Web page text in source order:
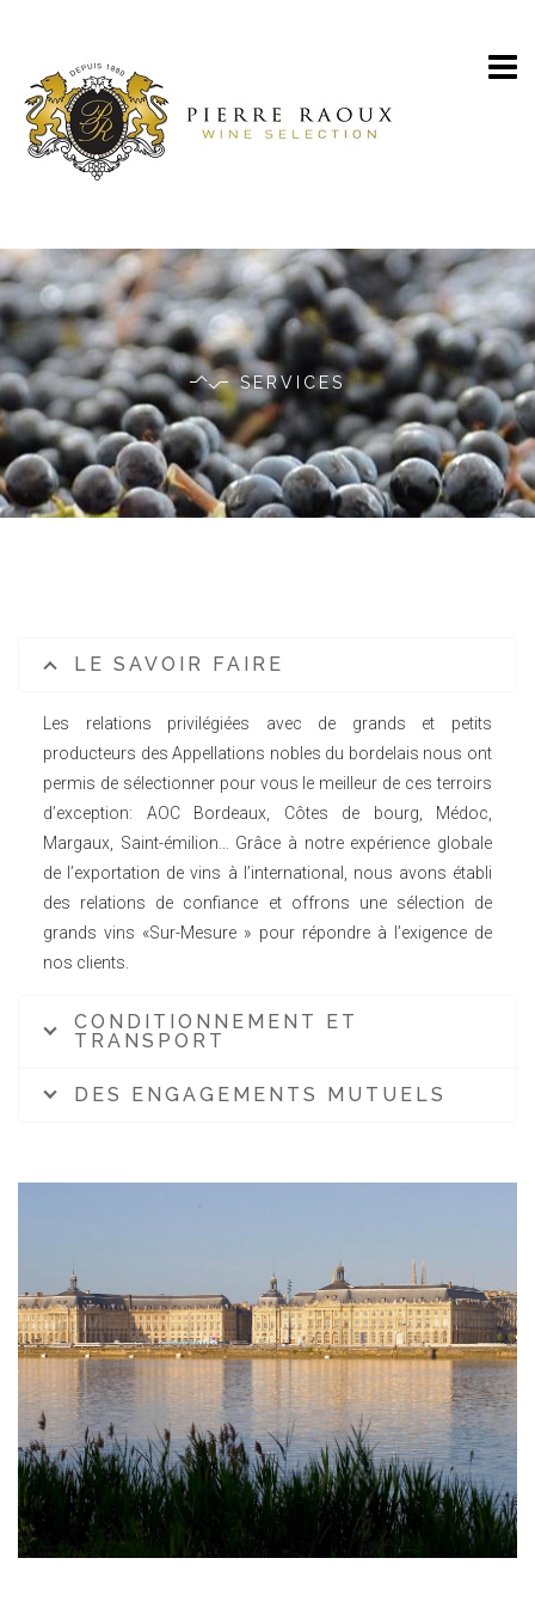
SERVICES
LE SAVOIR FAIRE
Les relations privilégiées avec de grands et petits
producteurs des Appellations nobles du bordelais nous ont
permis de sélectionner pour vous le meilleur de ces terroirs
d’exception: AOC Bordeaux, Côtes de bourg, Médoc,
Margaux, Saint-émilion… Grâce à notre expérience globale
de l’exportation de vins à l’international, nous avons établi
des relations de confiance et offrons une sélection de
grands vins «Sur-Mesure » pour répondre à l’exigence de
nos clients.
CONDITIONNEMENT ET
TRANSPORT
DES ENGAGEMENTS MUTUELS